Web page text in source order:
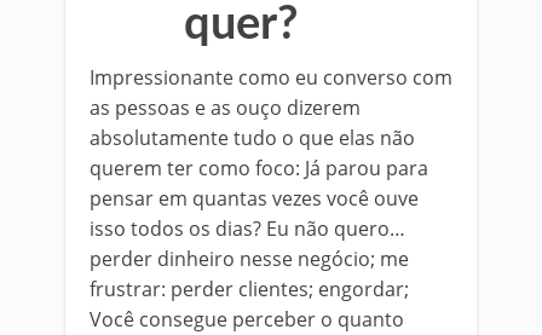
quer?
Impressionante como eu converso com
as pessoas e as ouço dizerem
absolutamente tudo o que elas não
querem ter como foco: Já parou para
pensar em quantas vezes você ouve
isso todos os dias? Eu não quero…
perder dinheiro nesse negócio; me
frustrar: perder clientes; engordar;
Você consegue perceber o quanto